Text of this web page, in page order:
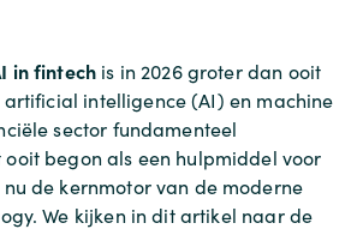
in fintech is in 2026 groter dan ooit
intelligence (AI) en machine
sector fundamenteel
ooit begon als een hulpmiddel voor
de kernmotor van de moderne
We kijken in dit artikel naar de